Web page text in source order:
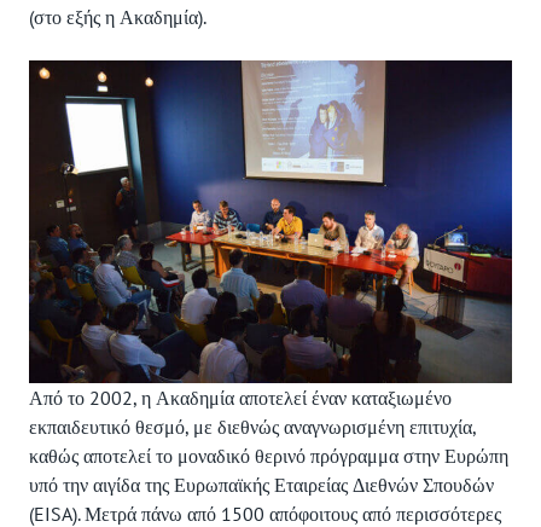
(στο εξής η Ακαδημία).
Από το 2002, η Ακαδημία αποτελεί έναν καταξιωμένο
εκπαιδευτικό θεσμό, με διεθνώς αναγνωρισμένη επιτυχία,
καθώς αποτελεί το μοναδικό θερινό πρόγραμμα στην Ευρώπη
υπό την αιγίδα της Ευρωπαϊκής Εταιρείας Διεθνών Σπουδών
(EISA). Μετρά πάνω από 1500 απόφοιτους από περισσότερες